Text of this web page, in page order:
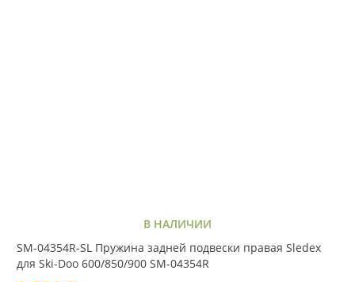
В НАЛИЧИИ
SM-04354R-SL Пружина задней подвески правая Sledex
для Ski-Doo 600/850/900 SM-04354R